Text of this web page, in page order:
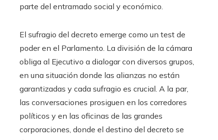
parte del entramado social y económico.
El sufragio del decreto emerge como un test de
poder en el Parlamento. La división de la cámara
obliga al Ejecutivo a dialogar con diversos grupos,
en una situación donde las alianzas no están
garantizadas y cada sufragio es crucial. A la par,
las conversaciones prosiguen en los corredores
políticos y en las oficinas de las grandes
corporaciones, donde el destino del decreto se